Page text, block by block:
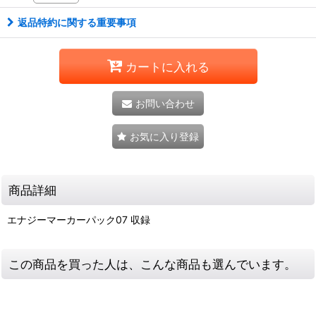
返品特約に関する重要事項
カートに入れる
お問い合わせ
お気に入り登録
商品詳細
エナジーマーカーパック07 収録
この商品を買った人は、こんな商品も選んでいます。